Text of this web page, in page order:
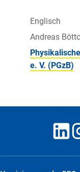
Englisch
Andreas
e. V. (PGzB)